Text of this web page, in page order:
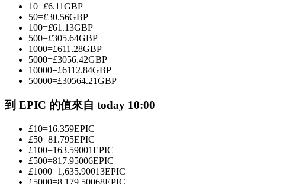
跟單
與頂尖交易專家同行
10=£6.11GBP
50=£30.56GBP
100=£61.13GBP
500=£305.64GBP
1000=£611.28GBP
5000=£3056.42GBP
10000=£6112.84GBP
50000=£30564.21GBP
到 EPIC 的值來自 today 10:00
£10=16.359EPIC
£50=81.795EPIC
£100=163.59001EPIC
£500=817.95006EPIC
£1000=1,635.90013EPIC